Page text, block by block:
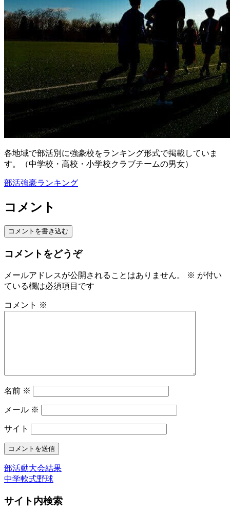
各地域で部活別に強豪校をランキング形式で掲載していま
す。（中学校・高校・小学校クラブチームの男女）
部活強豪ランキング
コメント
コメントを書き込む
コメントをどうぞ
メールアドレスが公開されることはありません。 ※ が付い
ている欄は必須項目です
コメント ※
名前 ※
メール ※
サイト
部活動大会結果
中学軟式野球
サイト内検索